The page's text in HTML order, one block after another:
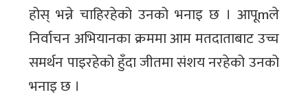
होस् भन्ने चाहिरहेको उनको भनाइ छ । आपूmले
निर्वाचन अभियानका क्रममा आम मतदाताबाट उच्च
समर्थन पाइरहेको हुँदा जीतमा संशय नरहेको उनको
भनाइ छ ।